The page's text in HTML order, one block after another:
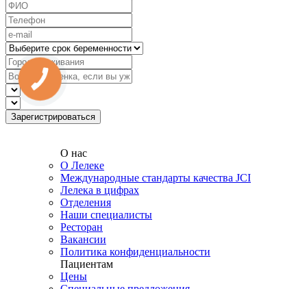
О нас
О Лелеке
Международные стандарты качества JCI
Лелека в цифрах
Отделения
Наши специалисты
Ресторан
Вакансии
Политика конфиденциальности
Пациентам
Цены